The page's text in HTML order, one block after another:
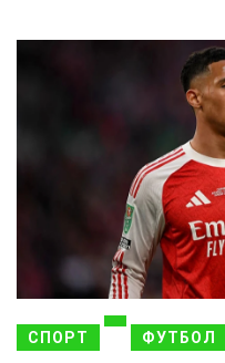
СПОРТ ФУТБОЛ